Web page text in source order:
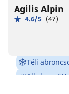
Agilis Alpin
4.6/5 (47)
Téli
Alkalmas EV